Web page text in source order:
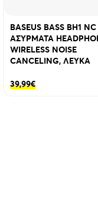
BASEUS BASS BH1
ΑΣΥΡΜΑΤΑ
WIRELESS NOISE
CANCELING, ΛΕΥΚΑ
39,99€